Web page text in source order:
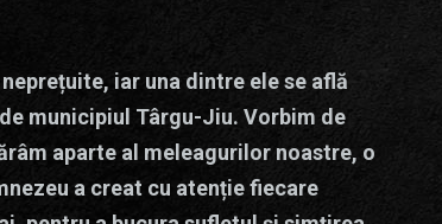
iar una dintre ele se află
municipiul Târgu-Jiu. Vorbim de
aparte al meleagurilor noastre, o
a creat cu atenție fiecare